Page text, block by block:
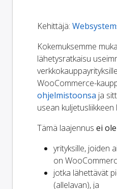
Kehittäjä:
Kokemuksemme
lähetysratkaisu
WooCommerce-
ohjelmistoonsa ja
usean
Tämä laajennus ei
yrityksille, joiden
on
jotka lähettävät
(allelavan), ja